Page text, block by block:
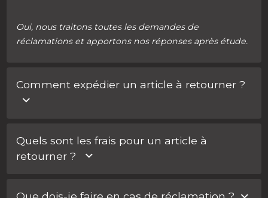
Oui, nous traitons toutes les demandes de
réclamations et apportons nos réponses après étude.
Comment expédier un article à retourner ?
Connectez-vous à votre compte. Dans votre espace
client, vous pouvez facilement demander un retour
pour une commande ou une pièce. Nous vous
Quels sont les frais pour un article à
retourner ?
Après étude et acceptation de votre réclamation, les